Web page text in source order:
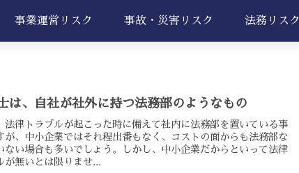
事業運営リスク 事故・災害リスク 法務リスク
は、自社が社外に持つ法務部のようなもの
法律トラブルが起こった時に備えて社内に法務部を置いている事
が、中小企業ではそれ程出番もなく、コストの面からも法務部な
ない場合も多いでしょう。しかし、中小企業だからといって法律
が無いとは限りませ...